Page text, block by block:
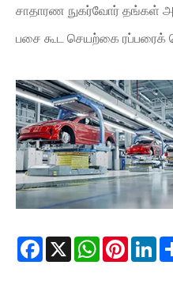
சாதாரண நுகர்வோர் தங்கள்
பசை கூட செயற்கை
Facebook
X WhatsAppPinterest